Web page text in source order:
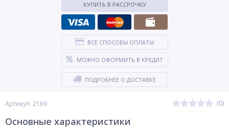
Артикул: 2169 (0)
КУПИТЬ В РАССРОЧКУ
ВСЕ СПОСОБЫ ОПЛАТЫ
МОЖНО ОФОРМИТЬ В КРЕДИТ
ПОДРОБНЕЕ О ДОСТАВКЕ
Основные характеристики